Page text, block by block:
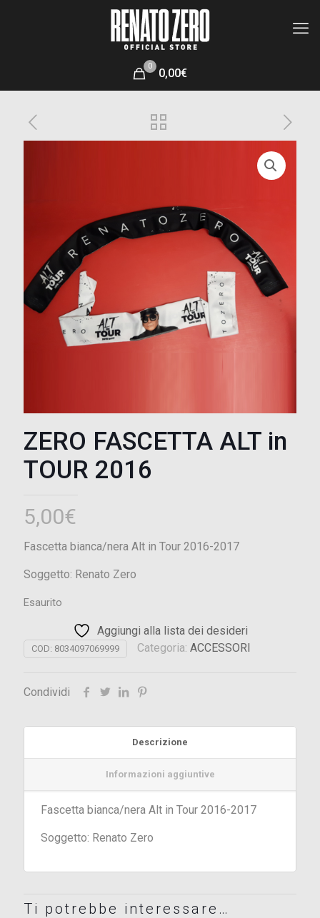
0
0,00€
ZERO FASCETTA ALT in
TOUR 2016
5,00€
Fascetta bianca/nera Alt in Tour 2016-2017
Soggetto: Renato Zero
Esaurito
Aggiungi alla lista dei desideri
COD: 8034097069999 Categoria: ACCESSORI
Condividi
Descrizione
Informazioni aggiuntive
Fascetta bianca/nera Alt in Tour 2016-2017
Soggetto: Renato Zero
Ti potrebbe interessare…